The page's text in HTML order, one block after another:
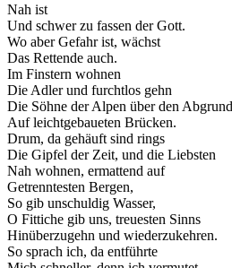
Nah ist
Und schwer zu fassen der Gott.
Wo aber Gefahr ist, wächst
Das Rettende auch.
Im Finstern wohnen
Die Adler und furchtlos gehn
Die Söhne der Alpen über den
Auf leichtgebaueten Brücken.
Drum, da gehäuft sind rings
Die Gipfel der Zeit, und die Liebsten
Nah wohnen, ermattend auf
Getrenntesten Bergen,
So gib unschuldig Wasser,
O Fittiche gib uns, treuesten Sinns
Hinüberzugehn und wiederzukehren.
So sprach ich, da entführte